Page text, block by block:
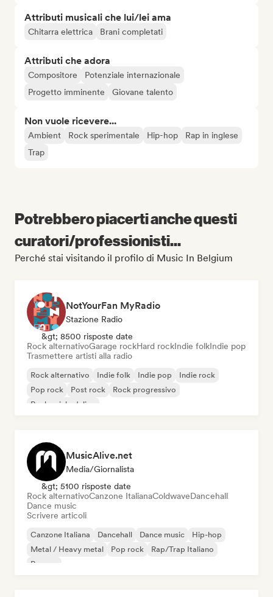
Attributi musicali che lui/lei ama
Chitarra elettrica Brani completati
Attributi che adora
Compositore
Potenziale internazionale
Progetto imminente
Giovane talento
Non vuole ricevere...
Ambient Rock sperimentale Hip-hop
Rap in inglese
Trap
Potrebbero piacerti anche questi
curatori/professionisti...
Perché stai visitando il profilo di Music In Belgium
NotYourFan MyRadio
Stazione Radio
&gt; 8500 risposte date
Rock alternativoGarage rockHard rockIndie folkIndie pop
Trasmettere artisti alla radio
Rock alternativo Indie folk Indie pop
Indie rock
Pop rock
Post rock
Rock progressivo
Rock psichedelico
MusicAlive.net
Media/Giornalista
&gt; 5100 risposte date
Rock alternativoCanzone ItalianaColdwaveDancehall
Dance music
Scrivere articoli
Canzone Italiana Dancehall Dance music
Hip-hop
Metal / Heavy metal
Pop rock
Rap/Trap Italiano
Reggae